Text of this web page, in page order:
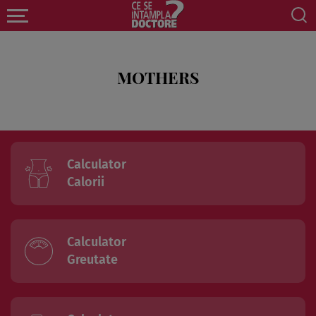
MOTHERS
Calculator
Calorii
Calculator
Greutate